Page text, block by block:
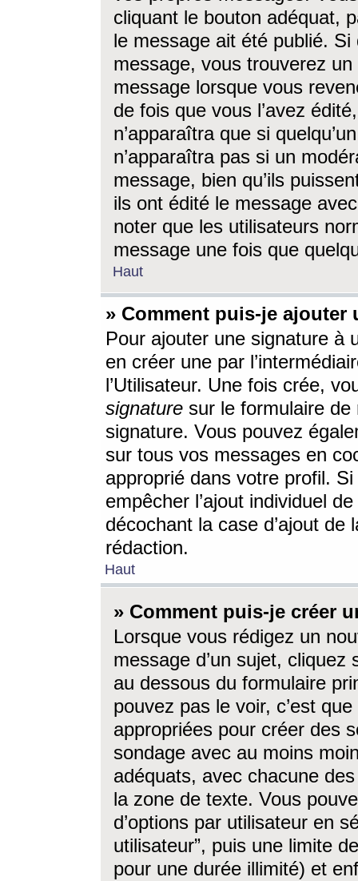
cliquant le bouton adéquat,
le message ait été publié. Si
message, vous trouverez
message lorsque vous
de fois que vous l’avez
n’apparaîtra que si
n’apparaîtra pas si un
message, bien qu’ils
ils ont édité le message
noter que les utilisateurs
message une fois que
Haut
» Comment puis-je ajouter
Pour ajouter une signature à
en créer une par
l’Utilisateur. Une fois crée,
signature sur le formulaire de
signature. Vous pouvez
sur tous vos messages en
approprié dans votre profil.
empêcher l’ajout individuel
décochant la case d’ajout
rédaction.
Haut
» Comment puis-je créer
Lorsque vous rédigez un
message d’un sujet, cliquez
au dessous du formulaire
pouvez pas le voir, c’est
appropriées pour créer des
sondage avec au moins
adéquats, avec chacune
la zone de texte. Vous
d’options par utilisateur en
utilisateur”, puis une limite
pour une durée illimité) et